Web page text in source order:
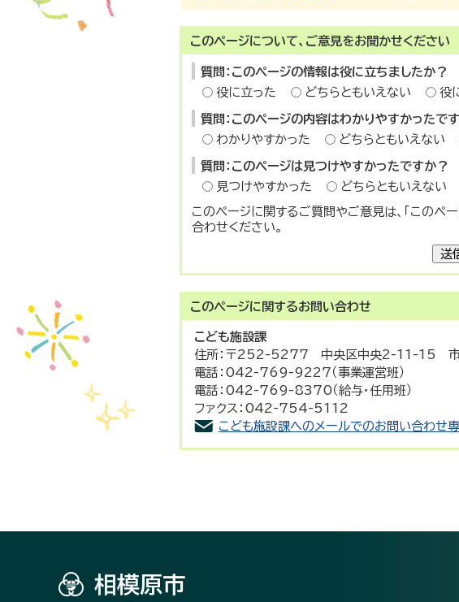
このページについて、ご意見をお聞かせください
質問：このページの情報は役に立ちましたか？
役に立った
どちらともいえない 役
質問：このページの内容はわかりやすかったで
わかりやすかった
どちらともいえない
質問：このページは見つけやすかったですか？
見つけやすかった
どちらともいえない
このページに関するご質問やご意見は、「このペ
合わせください。
送
このページに関するお問い合わせ
こども施設課
住所：〒252-5277 中央区中央2-11-15 市
電話：042-769-9227（事業運営班）
電話：042-769-8370（給与・任用班）
ファクス：042-754-5112
こども施設課へのメールでのお問い合わせ
相模原市